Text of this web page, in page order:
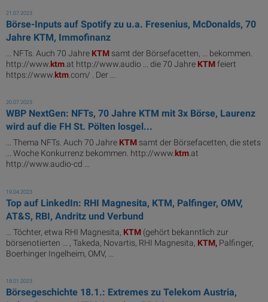
21.07.2023
Börse-Inputs auf Spotify zu u.a. Fresenius, McDonalds, 70
Jahre KTM, Immofinanz
... NFTs. Auch 70 Jahre KTM samt der Börsefacetten, ... bekommen.
http://www.ktm.at http://www.audio ... die 70 Jahre KTMfeiert
https://www.ktm.com/ . Der ...
20.07.2023
WBP NextGen: NFTs, 70 Jahre KTM mit 3x Börse, Laurenz
wird auf die FH St. Pölten losgel...
... Thema NFTs. Auch 70 Jahre KTM samt der Börsefacetten, die stets
... Woche Konkurrenz bekommen. http://www.ktm.at
http://www.audio-cd ...
19.04.2023
Top auf LinkedIn: RHI Magnesita, KTM, Palfinger, OMV,
AT&S, RBI, Andritz und Verbund
... Töchter, etwa RHI Magnesita, KTM (gehört bekanntlich zur
börsenotierten ... , Takeda, Novartis, RHI Magnesita, KTM, Palfinger,
Boerhinger Ingelheim, OMV, ...
18.01.2023
Börsegeschichte 18.1.: Extremes zu Telekom Austria,